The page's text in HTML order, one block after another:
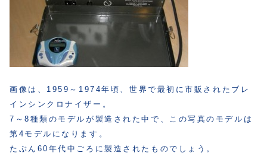
画像は、1959～1974年頃、世界で最初に市販されたブレ
インシンクロナイザー。
7～8種類のモデルが製造された中で、この写真のモデルは
第4モデルになります。
たぶん60年代中ごろに製造されたものでしょう。